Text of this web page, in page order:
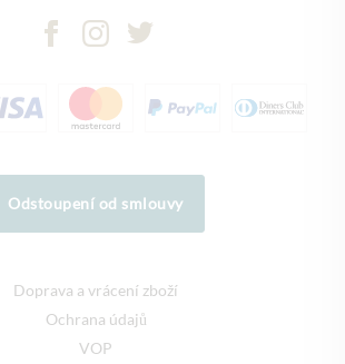
Odstoupení od smlouvy
Doprava a vrácení zboží
Ochrana údajů
VOP